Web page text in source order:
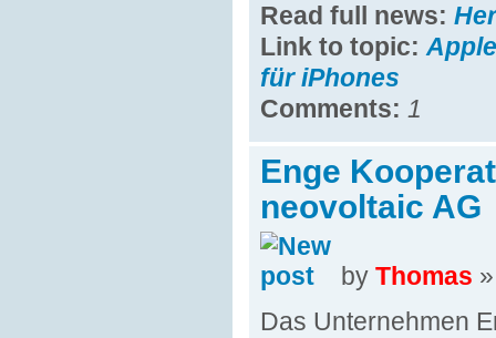
Read full news:
Link to topic:
für iPhones
Comments: 1
Enge
neovoltaic AG
by Thomas
Das Unternehmen